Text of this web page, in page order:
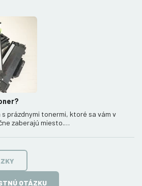
prázdnymi tonermi, ktoré sa vám v
zaberajú miesto.…
OTÁZKU